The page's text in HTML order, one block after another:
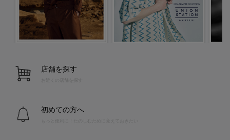
店舗を探す
お近くの店舗を探す
初めての方へ